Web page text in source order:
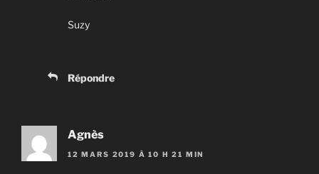
Suzy
Répondre
Agnès
12 MARS 2019 À 10 H 21 MIN